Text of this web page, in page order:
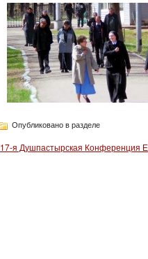
Опубликовано в разделе
17-я Душпастырская Конференция